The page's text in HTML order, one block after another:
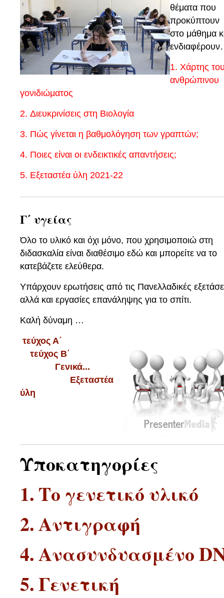
θέματα που
προκύπτουν
στο μάθημα
1. Χάρτης
ανθρώπινου
γονιδιώματος
2. Διευκρινίσεις στη Βιολογία
3. Πώς γίνεται η βαθμολόγηση των γραπτών;
4. Ποιες είναι οι ενδεικτικές απαντήσεις;
5. Εξεταστέα ύλη 2021-22
Γ΄ υγείας
Όλο το υλικό και όχι μόνο, που χρησιμοποιώ στη
διδασκαλία είναι διαθέσιμο εδώ και μπορείτε να το
κατεβάζετε ελεύθερα.
Υπάρχουν ερωτήσεις από τις Πανελλαδικές
αλλά και εργασίες επανάληψης για το σπίτι.
Καλή δύναμη …
τεύχος Α΄
τεύχος Β΄
Γενικά...
Εξεταστέα
ύλη
Υποκατηγορίες
1. Το γενετικό υλικό
2. Αντιγραφή
4. Ανασυνδυασμένο
5. Γενετική